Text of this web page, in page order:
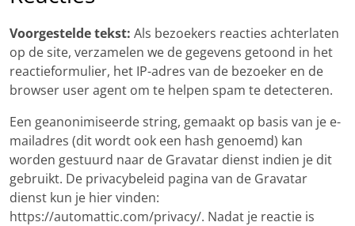
Voorgestelde tekst: Als bezoekers reacties achterlaten
op de site, verzamelen we de gegevens getoond in het
reactieformulier, het IP-adres van de bezoeker en de
browser user agent om te helpen spam te detecteren.
Een geanonimiseerde string, gemaakt op basis van je e-
mailadres (dit wordt ook een hash genoemd) kan
worden gestuurd naar de Gravatar dienst indien je dit
gebruikt. De privacybeleid pagina van de Gravatar
dienst kun je hier vinden:
https://automattic.com/privacy/. Nadat je reactie is